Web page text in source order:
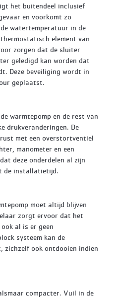
het buitendeel inclusief
en voorkomt zo
watertemperatuur in de
element van
zorgen dat de sluiter
geledigd kan worden dat
Deze beveiliging wordt in
geplaatst.
warmtepomp en de rest van
drukveranderingen. De
met een overstortventiel
manometer en een
deze onderdelen al zijn
de installatietijd.
moet altijd blijven
zorgt ervoor dat het
al is er geen
systeem kan de
zichzelf ook ontdooien indien
compacter. Vuil in de